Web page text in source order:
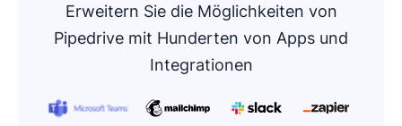
Erweitern Sie die Möglichkeiten von
Pipedrive mit Hunderten von Apps und
Integrationen